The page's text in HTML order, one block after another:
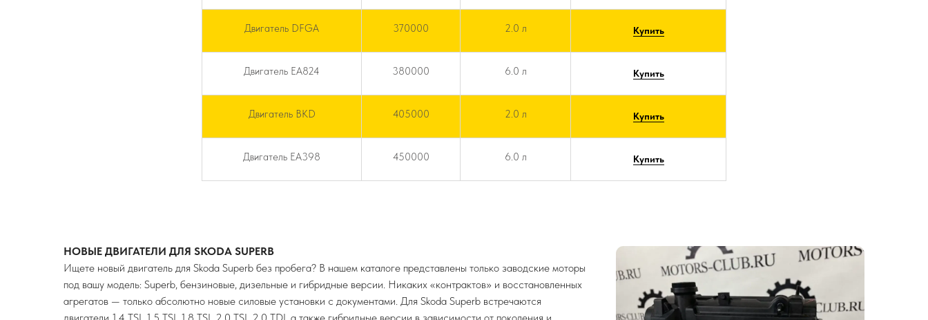
Двигатель DFGA 370000 2.0 л Купить
Двигатель EA824 380000 6.0 л Купить
Двигатель BKD 405000 2.0 л Купить
Двигатель EA398 450000 6.0 л Купить
НОВЫЕ ДВИГАТЕЛИ ДЛЯ SKODA SUPERB
Ищете новый двигатель для Skoda Superb без пробега? В нашем каталоге представлены только заводские моторы
под вашу модель: Superb, бензиновые, дизельные и гибридные версии. Никаких «контрактов» и восстановленных
агрегатов — только абсолютно новые силовые установки с документами. Для Skoda Superb встречаются